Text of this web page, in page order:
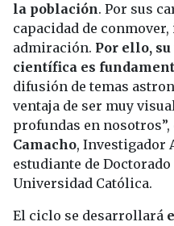
la población. Por sus
capacidad de
admiración. Por ello,
científica es
difusión de temas
ventaja de ser muy
profundas en nosotros”,
Camacho, Investigador
estudiante de
Universidad Católica.
El ciclo se desarrollará